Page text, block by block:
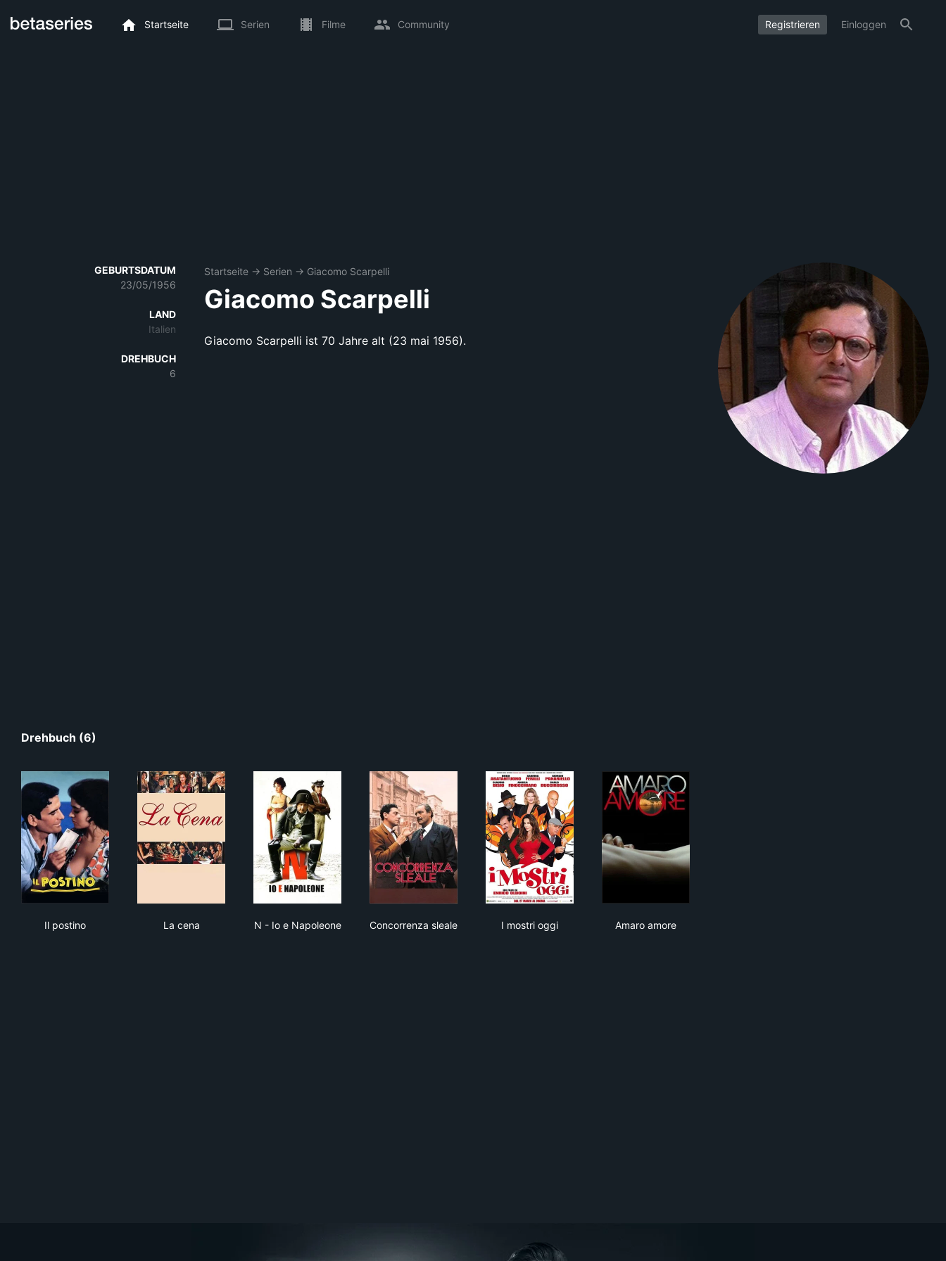
Startseite Serien Filme Community Registrieren Einloggen
GEBURTSDATUM
23/05/1956
LAND
Italien
DREHBUCH
6
Startseite → Serien → Giacomo Scarpelli
Giacomo Scarpelli
Giacomo Scarpelli ist 70 Jahre alt (23 mai 1956).
Drehbuch (6)
Il postino
La cena
N - Io e Napoleone
Concorrenza sleale
I mostri oggi
Amaro amore